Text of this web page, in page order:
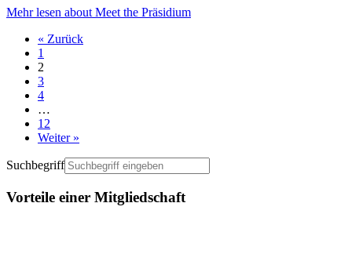
Mehr lesen about Meet the Präsidium
« Zurück
1
2
3
4
…
12
Weiter »
Suchbegriff
Vorteile einer Mitgliedschaft